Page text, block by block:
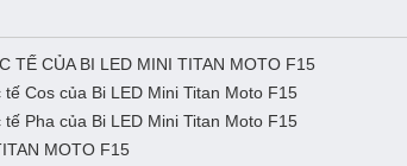
TẾ CỦA BI LED MINI TITAN MOTO F15
Cos của Bi LED Mini Titan Moto F15
Pha của Bi LED Mini Titan Moto F15
MOTO F15